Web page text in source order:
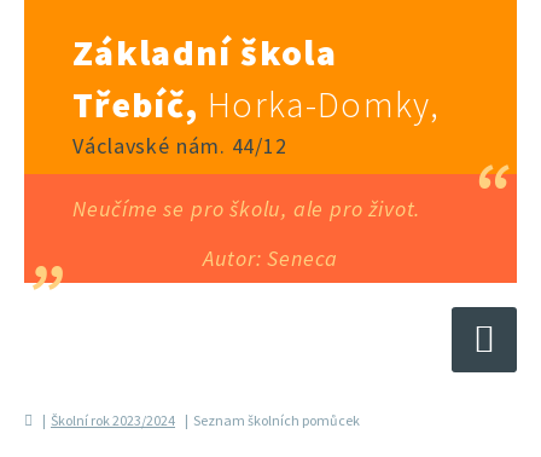
Základní škola
Třebíč, Horka-Domky,
Václavské nám. 44/12
Neučíme se pro školu, ale pro život.
Autor: Seneca
Školní rok 2023/2024 Seznam školních pomůcek